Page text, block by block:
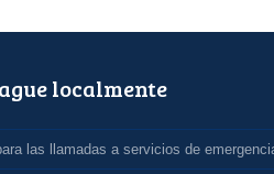
localmente
las llamadas a servicios de